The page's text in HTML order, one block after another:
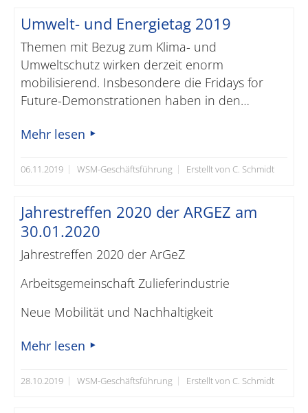
Umwelt- und Energietag 2019
Themen mit Bezug zum Klima- und
Umweltschutz wirken derzeit enorm
mobilisierend. Insbesondere die Fridays for
Future-Demonstrationen haben in den…
Mehr lesen
06.11.2019 WSM-Geschäftsführung Erstellt von C. Schmidt
Jahrestreffen 2020 der ARGEZ am
30.01.2020
Jahrestreffen 2020 der ArGeZ
Arbeitsgemeinschaft Zulieferindustrie
Neue Mobilität und Nachhaltigkeit
Mehr lesen
28.10.2019 WSM-Geschäftsführung Erstellt von C. Schmidt